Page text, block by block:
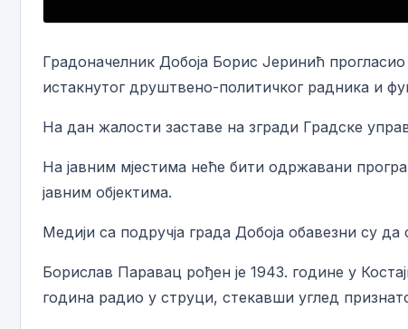
Градоначелник Добоја Борис Јеринић
истакнутог друштвено-политичког радника и
На дан жалости заставе на згради Градске
На јавним мјестима неће бити одржавани
јавним објектима.
Медији са подручја града Добоја обавезни су
Борислав Паравац рођен је 1943. године у
година радио у струци, стекавши углед